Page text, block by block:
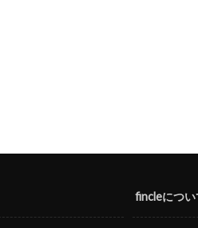
fincleについ